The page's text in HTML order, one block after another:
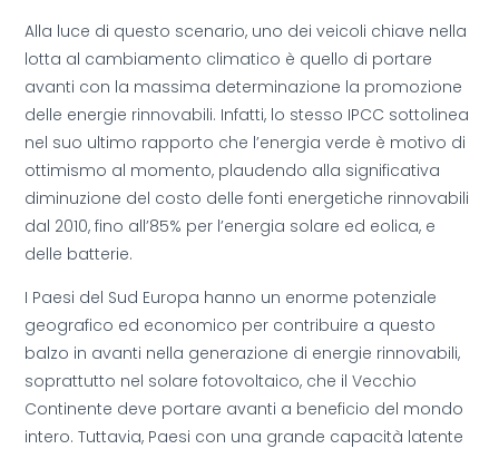
Alla luce di questo scenario, uno dei veicoli chiave nella
lotta al cambiamento climatico è quello di portare
avanti con la massima determinazione la promozione
delle energie rinnovabili. Infatti, lo stesso IPCC sottolinea
nel suo ultimo rapporto che l’energia verde è motivo di
ottimismo al momento, plaudendo alla significativa
diminuzione del costo delle fonti energetiche rinnovabili
dal 2010, fino all’85% per l’energia solare ed eolica, e
delle batterie.
I Paesi del Sud Europa hanno un enorme potenziale
geografico ed economico per contribuire a questo
balzo in avanti nella generazione di energie rinnovabili,
soprattutto nel solare fotovoltaico, che il Vecchio
Continente deve portare avanti a beneficio del mondo
intero. Tuttavia, Paesi con una grande capacità latente